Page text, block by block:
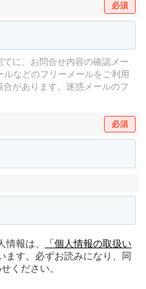
必須
に、お問合せ内容の確認メー
などのフリーメールをご利用
があります。 迷惑メールのフ
必須
報は、
「個人情報の取扱い
ます。必ずお読みになり、同
ください。